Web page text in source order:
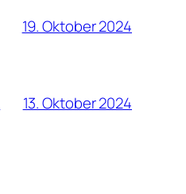
19. Oktober 2024
13. Oktober 2024